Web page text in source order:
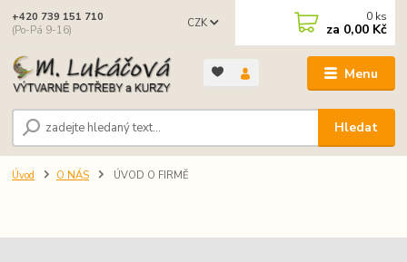
Menu
CZK
Hledat
+420 739 151 710
(Po-Pá 9-16)
0 ks
za 0,00 Kč
Úvod O NÁS ÚVOD O FIRMĚ